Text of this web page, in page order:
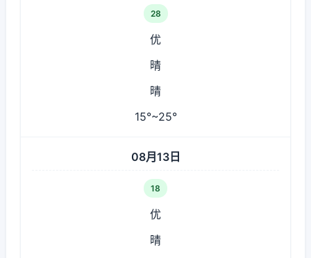
28
优
晴
晴
15°~25°
08月13日
18
优
晴